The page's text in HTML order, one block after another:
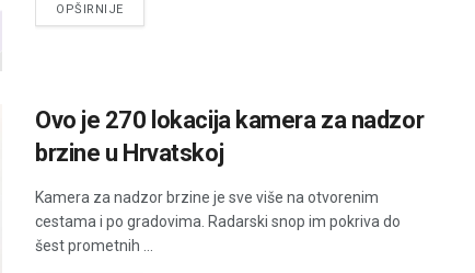
OPŠIRNIJEDETAILS
Ovo je 270 lokacija kamera za nadzor
brzine u Hrvatskoj
Kamera za nadzor brzine je sve više na otvorenim
cestama i po gradovima. Radarski snop im pokriva do
šest prometnih ...